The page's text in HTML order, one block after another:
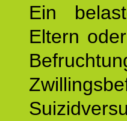
Ein
Eltern